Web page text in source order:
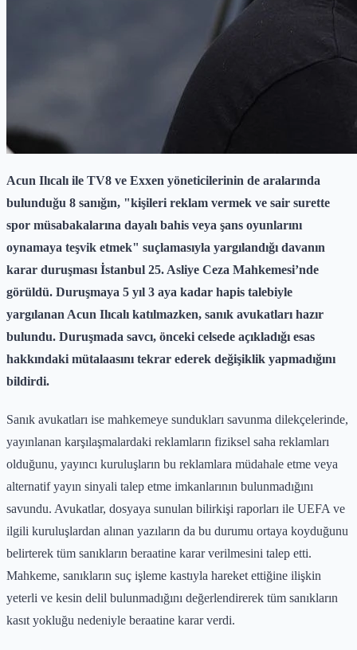
Acun Ilıcalı ile TV8 ve Exxen yöneticilerinin de aralarında
bulunduğu 8 sanığın, "kişileri reklam vermek ve sair surette
spor müsabakalarına dayalı bahis veya şans oyunlarını
oynamaya teşvik etmek" suçlamasıyla yargılandığı davanın
karar duruşması İstanbul 25. Asliye Ceza Mahkemesi’nde
görüldü. Duruşmaya 5 yıl 3 aya kadar hapis talebiyle
yargılanan Acun Ilıcalı katılmazken, sanık avukatları hazır
bulundu. Duruşmada savcı, önceki celsede açıkladığı esas
hakkındaki mütalaasını tekrar ederek değişiklik yapmadığını
bildirdi.
Sanık avukatları ise mahkemeye sundukları savunma dilekçelerinde,
yayınlanan karşılaşmalardaki reklamların fiziksel saha reklamları
olduğunu, yayıncı kuruluşların bu reklamlara müdahale etme veya
alternatif yayın sinyali talep etme imkanlarının bulunmadığını
savundu. Avukatlar, dosyaya sunulan bilirkişi raporları ile UEFA ve
ilgili kuruluşlardan alınan yazıların da bu durumu ortaya koyduğunu
belirterek tüm sanıkların beraatine karar verilmesini talep etti.
Mahkeme, sanıkların suç işleme kastıyla hareket ettiğine ilişkin
yeterli ve kesin delil bulunmadığını değerlendirerek tüm sanıkların
kasıt yokluğu nedeniyle beraatine karar verdi.